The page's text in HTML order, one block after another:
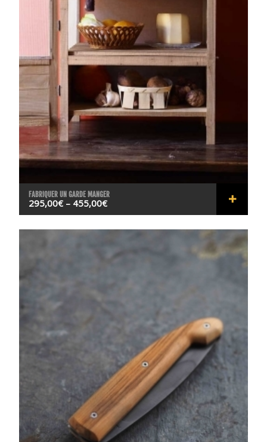
FABRIQUER UN GARDE MANGER
295,00€– 455,00€
RÉSER
VER